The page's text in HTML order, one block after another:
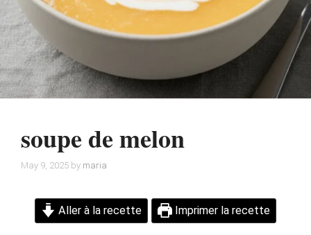
soupe de melon
May 9, 2025 by maria
Aller à la recette Imprimer la recette